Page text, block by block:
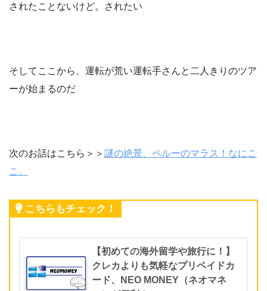
されたことないけど。されたい
そしてここから、運転が荒い運転手さんと二人きりのツア
ーが始まるのだ
次のお話はこちら＞＞ 謎の絶景、ペルーのマラス！なにこ
こ。
こちらもチェック！
【初めての海外留学や旅行に！】
クレカよりも気軽なプリペイドカ
ード、NEO MONEY（ネオマネ